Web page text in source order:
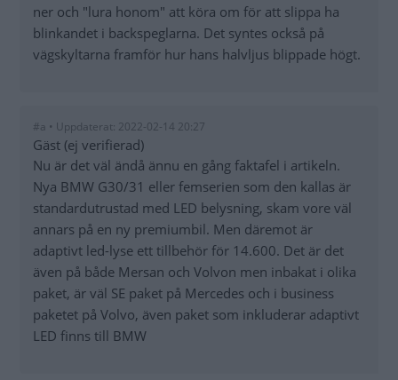
ner och "lura honom" att köra om för att slippa ha
blinkandet i backspeglarna. Det syntes också på
vägskyltarna framför hur hans halvljus blippade högt.
#a • Uppdaterat: 2022-02-14 20:27
Gäst (ej verifierad)
Nu är det väl ändå ännu en gång faktafel i artikeln.
Nya BMW G30/31 eller femserien som den kallas är
standardutrustad med LED belysning, skam vore väl
annars på en ny premiumbil. Men däremot är
adaptivt led-lyse ett tillbehör för 14.600. Det är det
även på både Mersan och Volvon men inbakat i olika
paket, är väl SE paket på Mercedes och i business
paketet på Volvo, även paket som inkluderar adaptivt
LED finns till BMW